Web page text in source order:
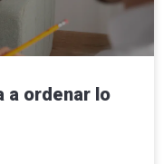
a ordenar lo